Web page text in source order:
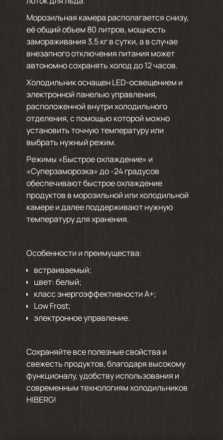
Морозильная камера располагается снизу,
её общий объем 80 литров, мощность
замораживания 3,5 кг в сутки, а в случае
внезапного отключения питания может
автономно сохранять холод до 12 часов.
Холодильник оснащен LED-освещением и
электронной панелью управления,
расположенной внутри холодильного
отделения, с помощью которой можно
установить точную температуру или
выбрать нужный режим.
Режимы «Быстрое охлаждение» и
«Суперзаморозка» до -24 градусов
обеспечивают быстрое охлаждение
продуктов в морозильной или холодильной
камере и далее поддерживают нужную
температуру для хранения.
Особенности и преимущества:
встраиваемый;
цвет: белый;
класс энергоэффективности А+;
Low Frost;
электронное управление.
Сохраняйте все полезные свойства и
свежесть продуктов, благодаря высокому
функционалу, удобству использования и
современным технологиям холодильников
HIBERG!